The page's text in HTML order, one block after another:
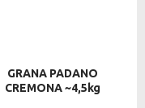
GRANA PADANO
CREMONA ~4,5kg